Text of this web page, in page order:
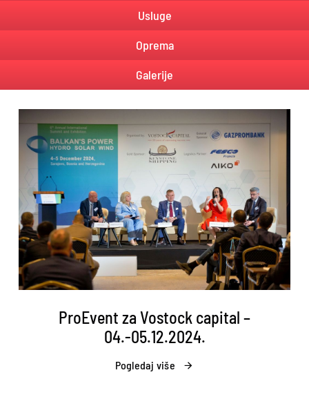
Usluge
Oprema
Galerije
ProEvent za Vostock capital –
04.-05.12.2024.
Pogledaj više